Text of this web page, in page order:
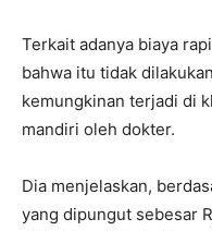
Terkait adanya biaya
bahwa itu tidak
kemungkinan terjadi di
mandiri oleh dokter.
Dia menjelaskan,
yang dipungut sebesar